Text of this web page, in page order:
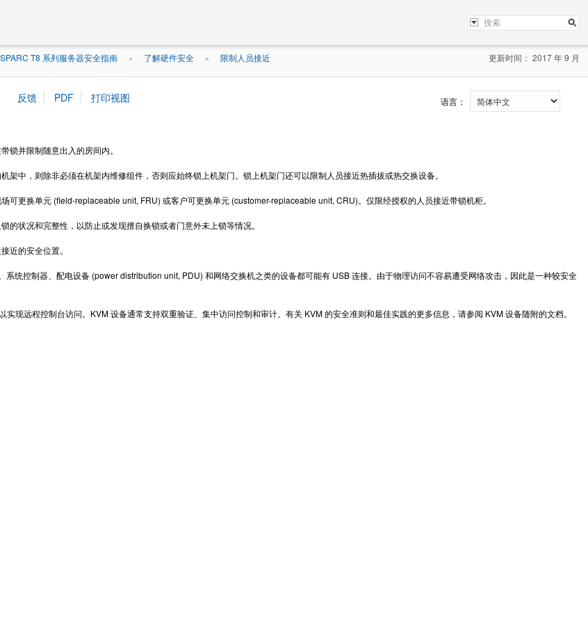
SPARC T8 系列服务器安全指南 » 了解硬件安全 » 限制人员接近 更新时间： 2017 年 9 月
语言：
锁并限制随意出入的房间内。
架中，则除非必须在机架内维修组件，否则应始终锁上机架门。锁上机架门还可以限制人员接近热插拔或热交换设备。
可更换单元 (field-replaceable unit, FRU) 或客户可更换单元 (customer-replaceable unit, CRU)。仅限经授权的人员接近带锁机柜。
的状况和完整性，以防止或发现擅自换锁或者门意外未上锁等情况。
近的安全位置。
系统控制器、配电设备 (power distribution unit, PDU) 和网络交换机之类的设备都可能有 USB 连接。由于物理访问不容易遭受网络攻击，因此是一种较安全
实现远程控制台访问。KVM 设备通常支持双重验证、集中访问控制和审计。有关 KVM 的安全准则和最佳实践的更多信息，请参阅 KVM 设备随附的文档。